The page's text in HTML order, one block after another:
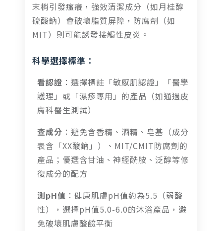
末梢引發瘙癢，強效清潔成分（如月桂醇
硫酸鈉）會破壞脂質屏障，防腐劑（如
MIT）則可能誘發接觸性皮炎。
科學選擇標準：
看認證 ：選擇標註「敏感肌認證」「醫學
護理」或「濕疹專用」的產品（如通過皮
膚科醫生測試）
查成分 ：避免含香精、酒精、皂基（成分
表含「XX酸鈉」）、MIT/CMIT防腐劑的
產品；優選含甘油、神經酰胺、泛醇等修
復成分的配方
測pH值 ：健康肌膚pH值約為5.5（弱酸
性），選擇pH值5.0-6.0的沐浴產品，避
免破壞肌膚酸鹼平衡